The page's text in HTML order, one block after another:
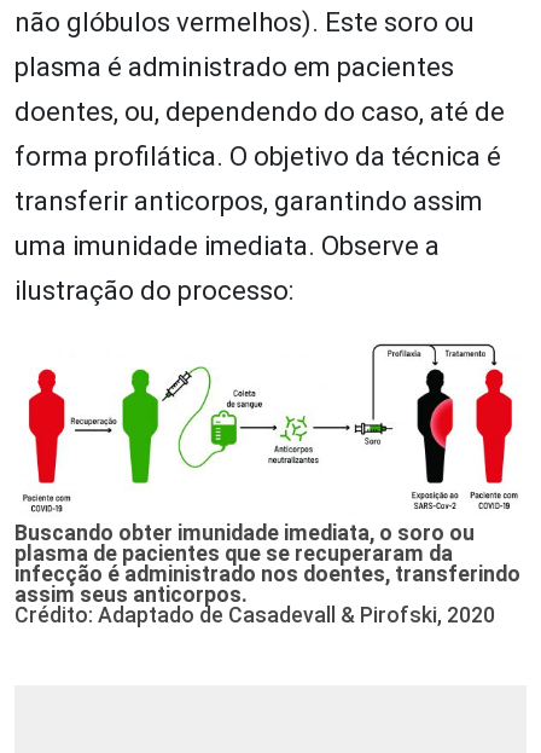
não glóbulos vermelhos). Este soro ou
plasma é administrado em pacientes
doentes, ou, dependendo do caso, até de
forma profilática. O objetivo da técnica é
transferir anticorpos, garantindo assim
uma imunidade imediata. Observe a
ilustração do processo:
Buscando obter imunidade imediata, o soro ou
plasma de pacientes que se recuperaram da
infecção é administrado nos doentes, transferindo
assim seus anticorpos.
Crédito: Adaptado de Casadevall & Pirofski, 2020